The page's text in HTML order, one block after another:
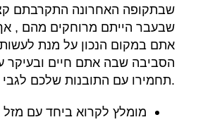
שבתקופה האחרונה התקרבתם
שבעבר הייתם מרוחקים מהם ,
אתם במקום הנכון על מנת
הסביבה שבה אתם חיים ובעיקר
תחמירו עם התובנות שלכם.
מומלץ לקרוא ביחד עם מזל